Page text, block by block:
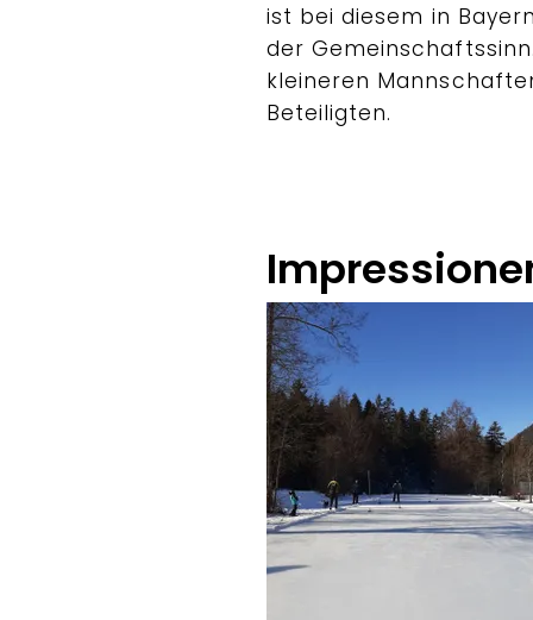
ist bei diesem in
der
kleineren
Beteiligten.